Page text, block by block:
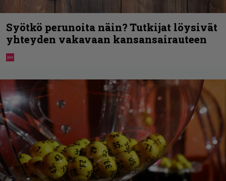
Syötkö perunoita näin? Tutkijat löysivät
yhteyden vakavaan kansansairauteen